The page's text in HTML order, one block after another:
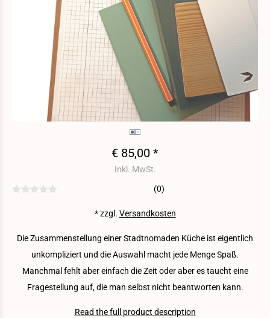
€ 85,00 *
Inkl. MwSt.
(0)
* zzgl. Versandkosten
Die Zusammenstellung einer Stadtnomaden Küche ist eigentlich
unkompliziert und die Auswahl macht jede Menge Spaß.
Manchmal fehlt aber einfach die Zeit oder aber es taucht eine
Fragestellung auf, die man selbst nicht beantworten kann.
Read the full product description